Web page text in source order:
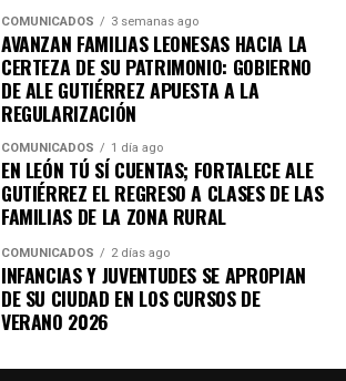
COMUNICADOS 3 semanas ago
AVANZAN FAMILIAS LEONESAS HACIA LA
CERTEZA DE SU PATRIMONIO: GOBIERNO
DE ALE GUTIÉRREZ APUESTA A LA
REGULARIZACIÓN
COMUNICADOS 1 día ago
EN LEÓN TÚ SÍ CUENTAS; FORTALECE ALE
GUTIÉRREZ EL REGRESO A CLASES DE LAS
FAMILIAS DE LA ZONA RURAL
COMUNICADOS 2 días ago
INFANCIAS Y JUVENTUDES SE APROPIAN
DE SU CIUDAD EN LOS CURSOS DE
VERANO 2026